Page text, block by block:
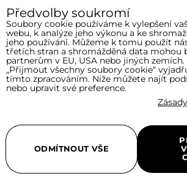
Předvolby soukromí
Soubory cookie používáme k vylepšení
webu, k analýze jeho výkonu a ke
jeho používání. Můžeme k tomu použít
třetích stran a shromážděná data mohou
partnerům v EU, USA nebo jiných
„Přijmout všechny soubory cookie“
tímto zpracováním. Níže můžete najít
nebo upravit své preference.
ODMÍTNOUT VŠE